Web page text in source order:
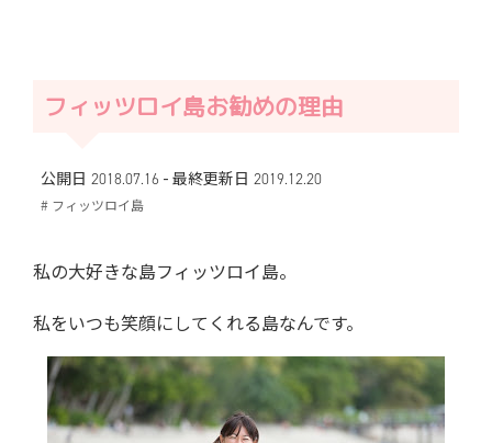
フィッツロイ島お勧めの理由
公開日 2018.07.16 - 最終更新日 2019.12.20
# フィッツロイ島
私の大好きな島フィッツロイ島。
私をいつも笑顔にしてくれる島なんです。